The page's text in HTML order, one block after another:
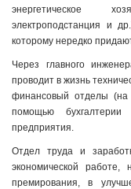
энергетическое
электроподстанция и
которому нередко
Через главного
проводит в жизнь
финансовый отделы (на
помощью бухгалтерии
предприятия.
Отдел труда и
экономической
премирования, в